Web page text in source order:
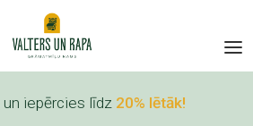
un iepērcies līdz 20% lētāk!